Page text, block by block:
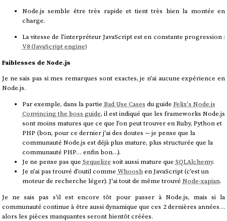
Node.js semble être très rapide et tient très bien la montée en
charge.
La vitesse de l'interpréteur JavaScript est en constante progression :
V8 (JavaScript engine)
Faiblesses de Node.js
Je ne sais pas si mes remarques sont exactes, je n'ai aucune expérience en
Node.js.
Par exemple, dans la partie Bad Use Cases du guide Felix's Node.js
Convincing the boss guide, il est indiqué que les frameworks Node.js
sont moins matures que ce que l'on peut trouver en Ruby, Python et
PHP (bon, pour ce dernier j'ai des doutes — je pense que la
communauté Node.js est déjà plus mature, plus structurée que la
communauté PHP… enfin bon…).
Je ne pense pas que Sequelize soit aussi mature que SQLAlchemy.
Je n'ai pas trouvé d'outil comme Whooshen JavaScript (c'est un
moteur de recherche léger). J'ai tout de même trouvé Node-xapian.
Je ne sais pas s'il est encore tôt pour passer à Node.js, mais si la
communauté continue à être aussi dynamique que ces 2 dernières années…
alors les pièces manquantes seront bientôt créées.